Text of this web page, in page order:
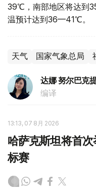
39℃，南部地区将达到
温预计达到36—41℃。
天气 国家气象总局
达娜 努尔巴克
编译
13:13, 07 8月 2026
哈萨克斯坦将首
标赛